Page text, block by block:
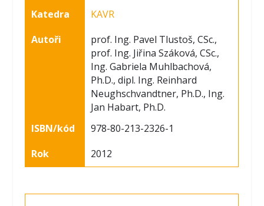
Katedra
KAVR
Autoři
prof. Ing. Pavel Tlustoš, CSc.,
prof. Ing. Jiřina Száková, CSc.,
Ing. Gabriela Muhlbachová,
Ph.D., dipl. Ing. Reinhard
Neughschvandtner, Ph.D., Ing.
Jan Habart, Ph.D.
ISBN/kód
978-80-213-2326-1
Rok
2012